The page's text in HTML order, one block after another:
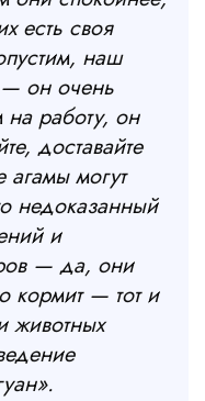
есть своя
наш
— он очень
работу, он
доставайте
могут
недоказанный
и
— да, они
кормит — тот и
животных